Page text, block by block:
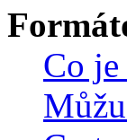
Co